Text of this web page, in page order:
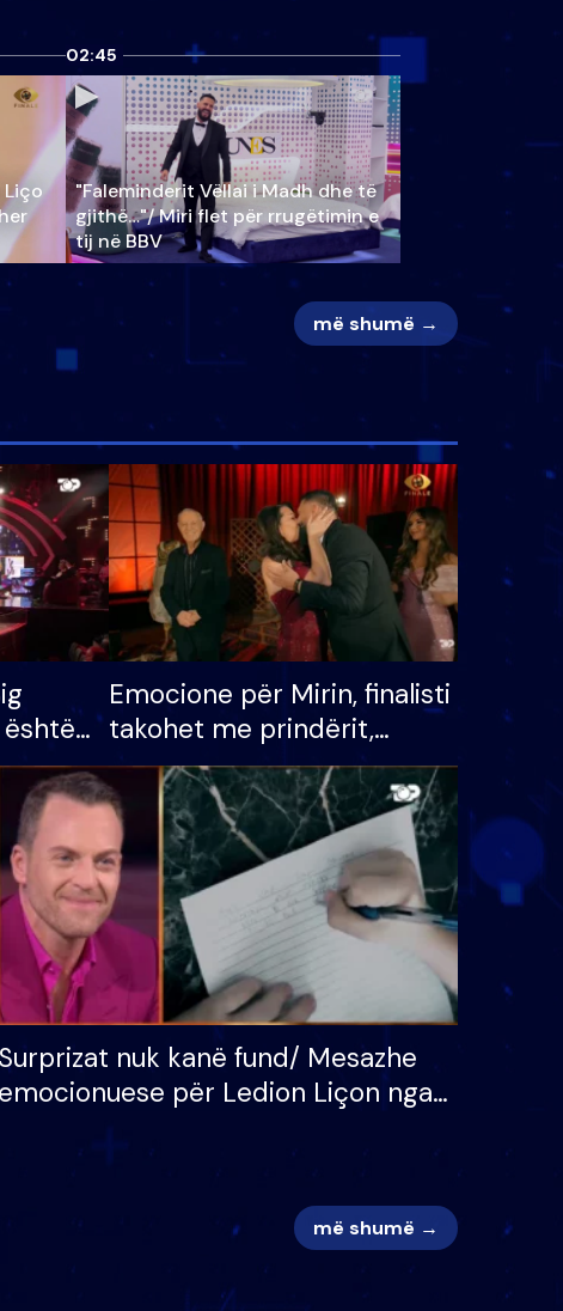
Liço
02:45
"Faleminderit Vëllai i Madh dhe të
gjithë…"/ Miri flet për rrugëtimin e
tij në BBV
më shumë →
për
Emocione për Mirin, finalisti
takohet me prindërit,
vajzën dhe bashkëshorten:
S’kemi ndonjë letër divorci
apo jo?
Surprizat nuk kanë fund/ Mesazhe
emocionuese për Ledion Liçon nga
më shumë →